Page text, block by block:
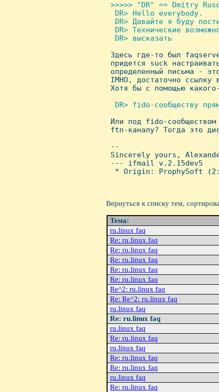
>>>>> "DR" == Dmitry
  DR> Hello everybody.
DR> Давайте я буду
DR> Технические
  DR> высказать
Здесь где-то был
придется suck
определенный письма -
IMHO, достаточно
Хотя бы с помощью
DR> fido-сообществу
Или под fido-сообществом
ftn-каналу? Тогда это
--
Sincerely yours,
--- ifmail v.2.15dev5
* Origin: ProphySoft
Вернуться к списку тем,
Тема:
ru.linux faq
Re: ru.linux faq
Re: ru.linux faq
Re: ru.linux faq
Re: ru.linux faq
Re: ru.linux faq
Re^2: ru.linux faq
Re: Re^2: ru.linux faq
ru.linux faq
Re: ru.linux faq
ru.linux faq
Re: ru.linux faq
ru.linux faq
Re: ru.linux faq
Re: ru.linux faq
ru.linux faq
Re: ru.linux faq